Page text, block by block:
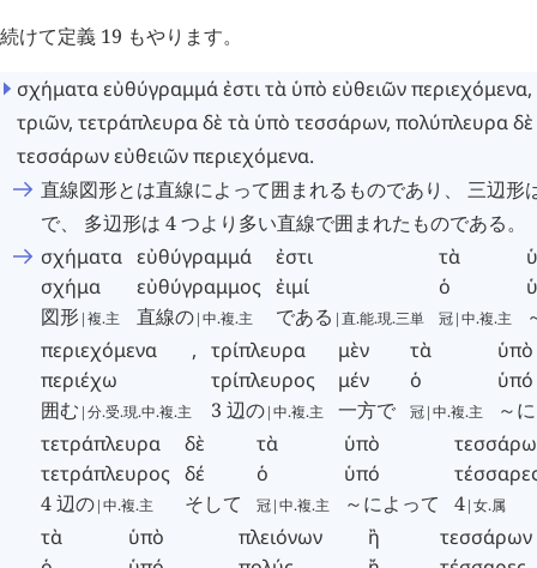
続けて定義 19 もやります。
σχήματαεὐθύγραμμάἐστιτὰ ὑπὸ εὐθειῶνπεριεχόμενα,
τριῶν, τετράπλευραδὲ τὰ ὑπὸ τεσσάρων, πολύπλευραδὲ
τεσσάρωνεὐθειῶνπεριεχόμενα.
直線図形とは直線によって囲まれるものであり、 三辺形
で、 多辺形は 4 つより多い直線で囲まれたものである。
σχήματα
σχήμα
図形|複.主
εὐθύγραμμά
εὐθύγραμμος
直線の|中.複.主
ἐστι
ἐιμί
である |直.能.現.三単
τὰ
ὁ
冠|中.複.主
περιεχόμενα
περιέχω
囲む |分.受.現.中.複.主
, τρίπλευρα
τρίπλευρος
3 辺の|中.複.主
μὲν
μέν
一方で
τὰ
ὁ
冠|中.複.主
ὑπὸ
ὑπό
～
τετράπλευρα
τετράπλευρος
4 辺の|中.複.主
δὲ
δέ
そして
τὰ
ὁ
冠|中.複.主
ὑπὸ
ὑπό
～によって
4|女.属
τὰ
ὑπὸ
πλειόνων
ἢ
τεσσάρων